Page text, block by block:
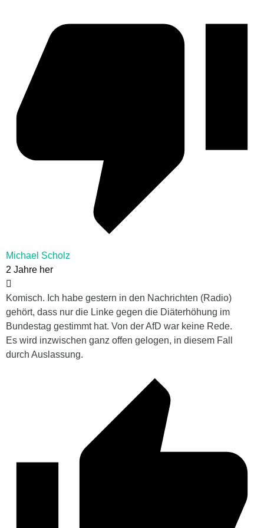
Michael Scholz
2 Jahre her
Komisch. Ich habe gestern in den Nachrichten (Radio)
gehört, dass nur die Linke gegen die Diäterhöhung im
Bundestag gestimmt hat. Von der AfD war keine Rede.
Es wird inzwischen ganz offen gelogen, in diesem Fall
durch Auslassung.